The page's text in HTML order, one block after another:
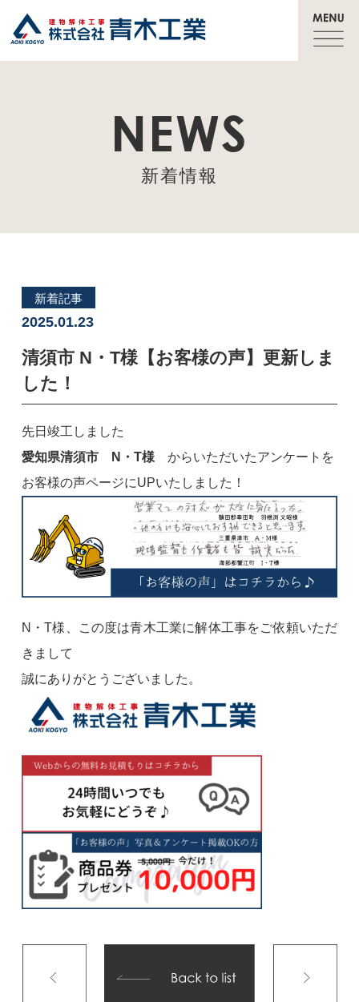
NEWS
新着情報
新着記事
2025.01.23
清須市 N・T様【お客様の声】更新しま
した！
先日竣工しました
愛知県清須市 N・T様からいただいたアンケートを
お客様の声ページにUPいたしました！
N・T様、この度は青木工業に解体工事をご依頼いただ
きまして
誠にありがとうございました。